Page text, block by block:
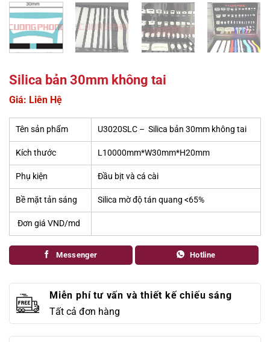
Silica bản 30mm không tai
Giá: Liên Hệ
Tên sản phẩm U3020SLC – Silica bản 30mm không tai
Kích thước L10000mm*W30mm*H20mm
Phụ kiện Đầu bịt và cá cài
Bề mặt tản sáng Silica mờ độ tán quang <65%
Đơn giá VND/md
Messenger Hotline
Miễn phí tư vấn và thiết kế chiếu sáng
Tất cả đơn hàng